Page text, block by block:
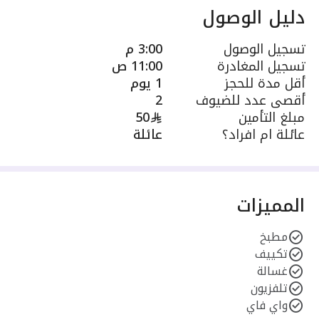
دليل الوصول
تسجيل الوصول 3:00 م
تسجيل المغادرة 11:00 ص
أقل مدة للحجز 1 يوم
أقصى عدد للضيوف 2
مبلغ التأمين 50
عائلة ام افراد؟ عائلة
المميزات
مطبخ
تكييف
غسالة
تلفزيون
واي فاي